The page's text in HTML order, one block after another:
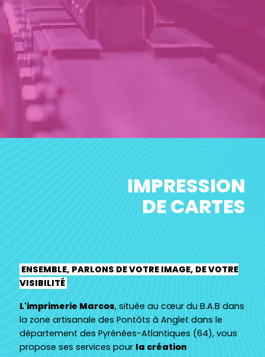
IMPRESSION
DE CARTES
ENSEMBLE, PARLONS DE VOTRE IMAGE, DE VOTRE
VISIBILITÉ
L'imprimerie Marcos, située au cœur du B.A.B dans
la zone artisanale des Pontôts à Anglet dans le
département des Pyrénées-Atlantiques (64), vous
propose ses services pour la création